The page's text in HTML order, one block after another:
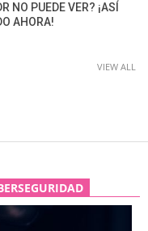
NO PUEDE VER? ¡ASÍ
AHORA!
VIEW ALL